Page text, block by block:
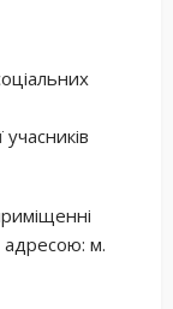
учасників
адресою: м.